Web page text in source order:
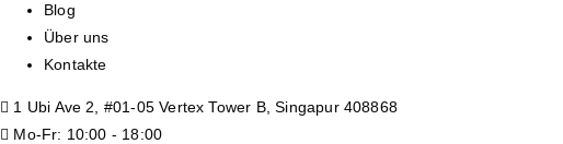
Blog
Über uns
Kontakte
1 Ubi Ave 2, #01-05 Vertex Tower B, Singapur 408868
Mo-Fr: 10:00 - 18:00